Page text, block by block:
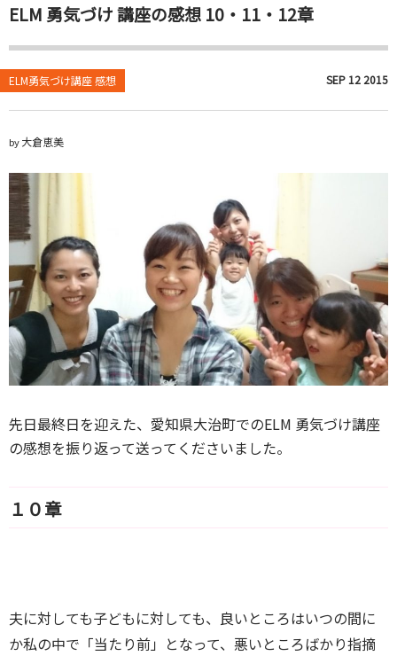
ELM 勇気づけ 講座の感想 10・11・12章
ELM勇気づけ講座 感想 SEP 12 2015
by大倉恵美
先日最終日を迎えた、愛知県大治町でのELM 勇気づけ講座
の感想を振り返って送ってくださいました。
１０章
夫に対しても子どもに対しても、良いところはいつの間に
か私の中で「当たり前」となって、悪いところばかり指摘